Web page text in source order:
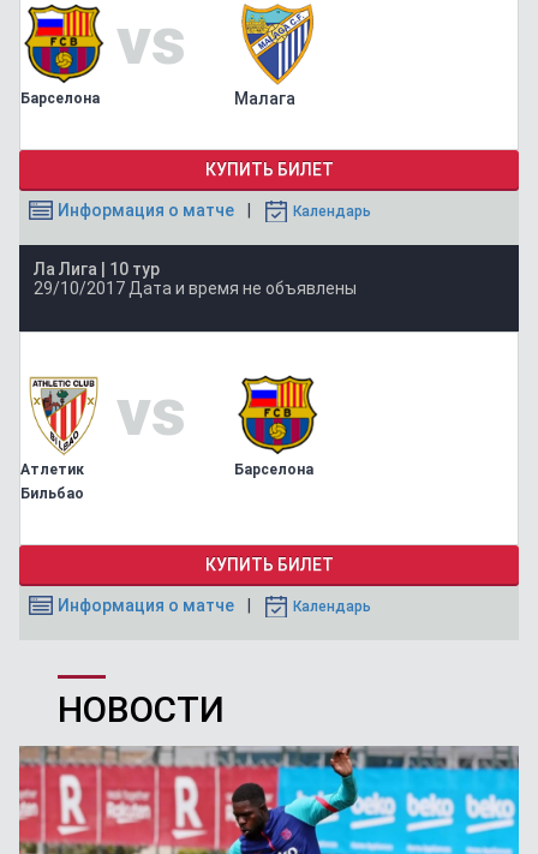
Барселона
vs
Малага
КУПИТЬ БИЛЕТ
Информация о матче Календарь
Ла Лига | 10 тур
29/10/2017 Дата и время не объявлены
Атлетик
Бильбао
vs
Барселона
КУПИТЬ БИЛЕТ
Информация о матче Календарь
НОВОСТИ